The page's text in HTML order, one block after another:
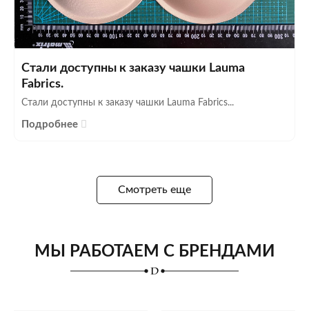
Стали доступны к заказу чашки Lauma
Fabrics.
Стали доступны к заказу чашки Lauma Fabrics...
Подробнее
Смотреть еще
МЫ РАБОТАЕМ С БРЕНДАМИ